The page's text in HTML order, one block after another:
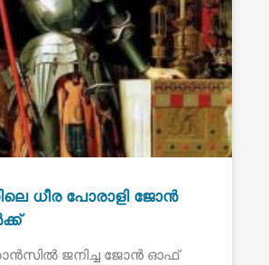
ധീര പോരാളി ജോൻ
ജനിച്ച ജോൻ ഓഫ്